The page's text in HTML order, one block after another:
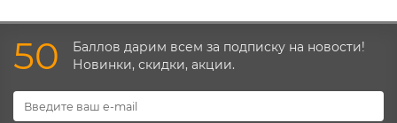
50
Баллов дарим всем за подписку на новости!
Новинки, скидки, акции.